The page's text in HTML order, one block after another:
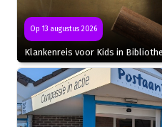
Op 13 augustus 2026
Klankenreis voor Kids in